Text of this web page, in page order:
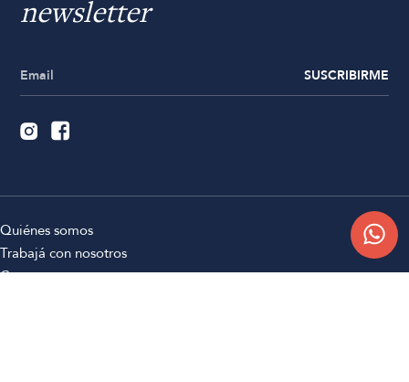
newsletter
SUSCRIBIRME
Quiénes somos
Trabajá con nosotros
Contacto